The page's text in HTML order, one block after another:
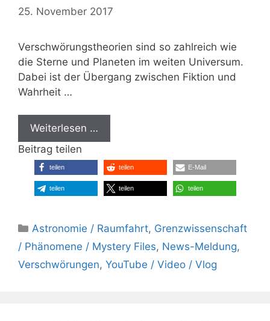
25. November 2017
Verschwörungstheorien sind so zahlreich wie
die Sterne und Planeten im weiten Universum.
Dabei ist der Übergang zwischen Fiktion und
Wahrheit …
Weiterlesen …
Beitrag teilen
teilen teilen E-Mail
teilen teilen teilen
Kategorien
Astronomie / Raumfahrt, Grenzwissenschaft
/ Phänomene / Mystery Files, News-Meldung,
Verschwörungen, YouTube / Video / Vlog